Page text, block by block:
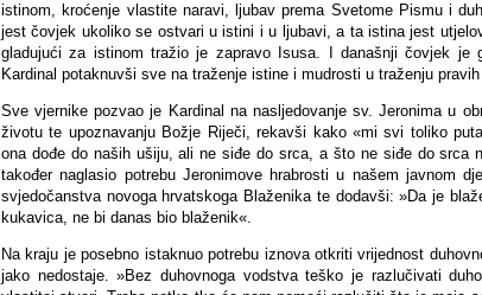
istinom, kroćenje vlastite naravi, ljubav prema Svetome Pismu i
jest čovjek ukoliko se ostvari u istini i u ljubavi, a ta istina jest
gladujući za istinom tražio je zapravo Isusa. I današnji čovjek je
Kardinal potaknuvši sve na traženje istine i mudrosti u traženju
Sve vjernike pozvao je Kardinal na nasljedovanje sv. Jeronima u
životu te upoznavanju Božje Riječi, rekavši kako «mi svi toliko
ona dođe do naših ušiju, ali ne siđe do srca, a što ne siđe do srca
također naglasio potrebu Jeronimove hrabrosti u našem javnom
svjedočanstva novoga hrvatskoga Blaženika te dodavši: »Da je
kukavica, ne bi danas bio blaženik«.
Na kraju je posebno istaknuo potrebu iznova otkriti vrijednost
jako nedostaje. »Bez duhovnoga vodstva teško je razlučivati